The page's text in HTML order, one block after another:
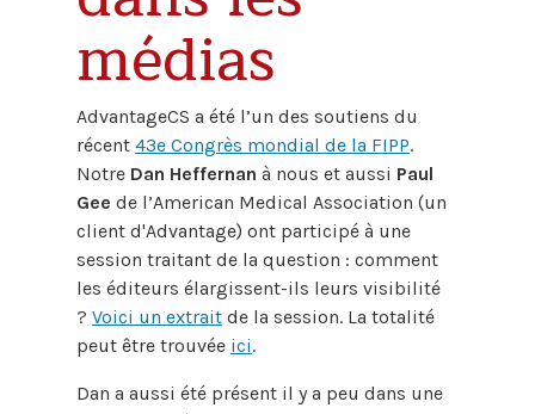
médias
AdvantageCS a été l’un des soutiens du
récent 43e Congrès mondial de la FIPP.
Notre Dan Heffernan à nous et aussi Paul
Gee de l’American Medical Association (un
client d'Advantage) ont participé à une
session traitant de la question : comment
les éditeurs élargissent-ils leurs visibilité
? Voici un extrait de la session. La totalité
peut être trouvée ici.
Dan a aussi été présent il y a peu dans une